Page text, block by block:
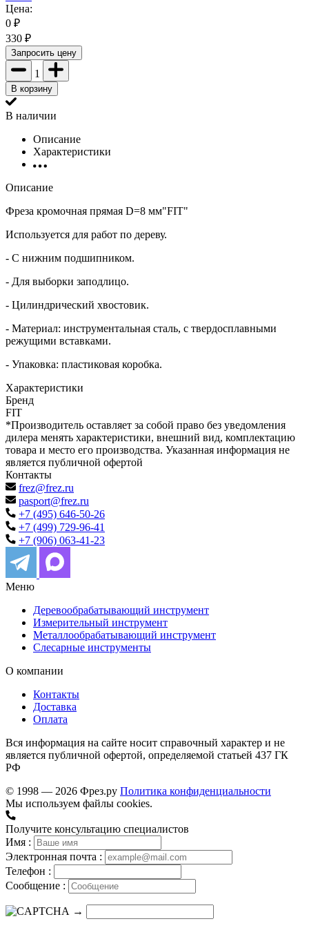
Цена:
0 ₽
330 ₽
Запросить цену
1
В корзину
В наличии
Описание
Характеристики
Описание
Фреза кромочная прямая D=8 мм"FIT"
Используется для работ по дереву.
- С нижним подшипником.
- Для выборки заподлицо.
- Цилиндрический хвостовик.
- Материал: инструментальная сталь, с твердосплавными
режущими вставками.
- Упаковка: пластиковая коробка.
Характеристики
Бренд
FIT
*Производитель оставляет за собой право без уведомления
дилера менять характеристики, внешний вид, комплектацию
товара и место его производства. Указанная информация не
является публичной офертой
Контакты
frez@frez.ru
pasport@frez.ru
+7 (495) 646-50-26
+7 (499) 729-96-41
+7 (906) 063-41-23
Меню
Деревообрабатывающий инструмент
Измерительный инструмент
Металлообрабатывающий инструмент
Слесарные инструменты
О компании
Контакты
Доставка
Оплата
Вся информация на сайте носит справочный характер и не
является публичной офертой, определяемой статьей 437 ГК
РФ
© 1998 — 2026 Фрез.ру Политика конфиденциальности
Мы используем файлы cookies.
Получите консультацию специалистов
Имя :
Электронная почта :
Телефон :
Сообщение :
→